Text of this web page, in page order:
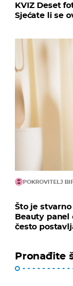
KVIZ Deset
Sjećate li se
POKROVITELJ
Što je
Beauty panel
često
Pronađite